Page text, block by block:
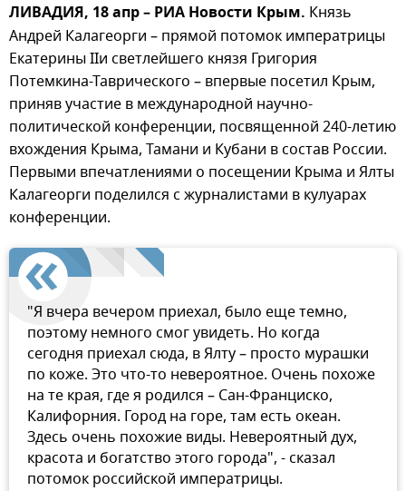
ЛИВАДИЯ, 18 апр – РИА Новости Крым. Князь
Андрей Калагеорги – прямой потомок императрицы
Екатерины IIи светлейшего князя Григория
Потемкина-Таврического – впервые посетил Крым,
приняв участие в международной научно-
политической конференции, посвященной 240-летию
вхождения Крыма, Тамани и Кубани в состав России.
Первыми впечатлениями о посещении Крыма и Ялты
Калагеорги поделился с журналистами в кулуарах
конференции.
"Я вчера вечером приехал, было еще темно,
поэтому немного смог увидеть. Но когда
сегодня приехал сюда, в Ялту – просто мурашки
по коже. Это что-то невероятное. Очень похоже
на те края, где я родился – Сан-Франциско,
Калифорния. Город на горе, там есть океан.
Здесь очень похожие виды. Невероятный дух,
красота и богатство этого города", - сказал
потомок российской императрицы.